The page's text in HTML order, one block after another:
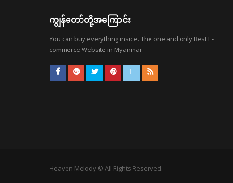
ကျွန်တော်တို့အကြောင်း
You can buy everything inside. The one and only Best E-
commerce Website in Myanmar
Heaven Melody © All Rights Reserved.